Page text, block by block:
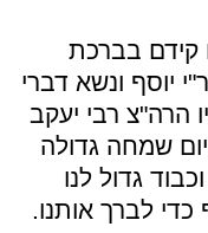
קידם בברכת
יוסף ונשא דברי
הרה"צ רבי יעקב
שמחה גדולה
גדול לנו
כדי לברך אותנו.